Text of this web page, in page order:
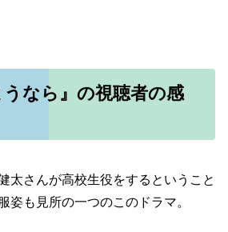
うなら』の視聴者の感
太さんが高校生役をするということ
姿も見所の一つのこのドラマ。